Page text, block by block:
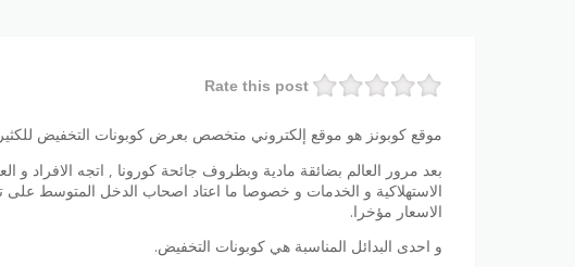
Rate this post
موقع كوبونز هو موقع إلكتروني متخصص بعرض كوبونات التخفيض
بعد مرور العالم بضائقة مادية وبظروف جائحة كورونا , اتجه الافراد
الاستهلاكية و الخدمات و خصوصا ما اعتاد اصحاب الدخل المتوسط على
الاسعار مؤخرا.
و احدى البدائل المناسبة هي كوبونات التخفيض.